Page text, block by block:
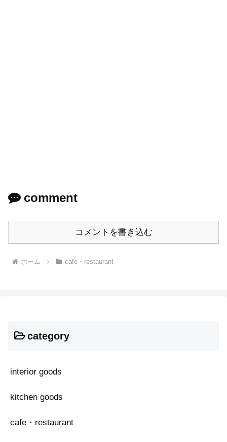
comment
コメントを書き込む
ホーム cafe・restaurant
category
interior goods
kitchen goods
cafe・restaurant